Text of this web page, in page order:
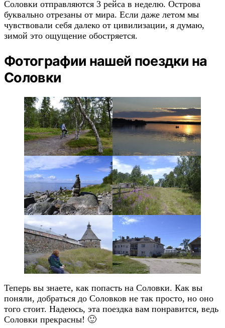
Соловки отправляются 3 рейса в неделю. Острова
буквально отрезаны от мира. Если даже летом мы
чувствовали себя далеко от цивилизации, я думаю,
зимой это ощущение обостряется.
Фотографии нашей поездки на
Соловки
Теперь вы знаете, как попасть на Соловки. Как вы
поняли, добраться до Соловков не так просто, но оно
того стоит. Надеюсь, эта поездка вам понравится, ведь
Соловки прекрасны! 🙂